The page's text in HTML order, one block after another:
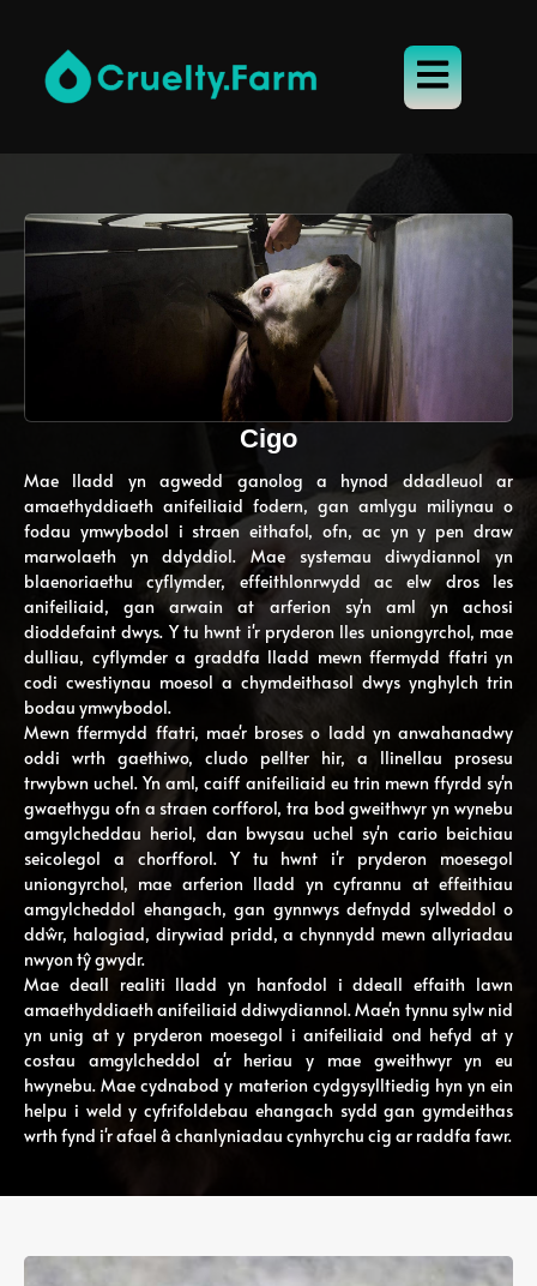
Cigo
Mae lladd yn agwedd ganolog a hynod ddadleuol ar
amaethyddiaeth anifeiliaid fodern, gan amlygu miliynau o
fodau ymwybodol i straen eithafol, ofn, ac yn y pen draw
marwolaeth yn ddyddiol. Mae systemau diwydiannol yn
blaenoriaethu cyflymder, effeithlonrwydd ac elw dros les
anifeiliaid, gan arwain at arferion sy'n aml yn achosi
dioddefaint dwys. Y tu hwnt i'r pryderon lles uniongyrchol, mae
dulliau, cyflymder a graddfa lladd mewn ffermydd ffatri yn
codi cwestiynau moesol a chymdeithasol dwys ynghylch trin
bodau ymwybodol.
Mewn ffermydd ffatri, mae'r broses o ladd yn anwahanadwy
oddi wrth gaethiwo, cludo pellter hir, a llinellau prosesu
trwybwn uchel. Yn aml, caiff anifeiliaid eu trin mewn ffyrdd sy'n
gwaethygu ofn a straen corfforol, tra bod gweithwyr yn wynebu
amgylcheddau heriol, dan bwysau uchel sy'n cario beichiau
seicolegol a chorfforol. Y tu hwnt i'r pryderon moesegol
uniongyrchol, mae arferion lladd yn cyfrannu at effeithiau
amgylcheddol ehangach, gan gynnwys defnydd sylweddol o
ddŵr, halogiad, dirywiad pridd, a chynnydd mewn allyriadau
nwyon tŷ gwydr.
Mae deall realiti lladd yn hanfodol i ddeall effaith lawn
amaethyddiaeth anifeiliaid ddiwydiannol. Mae'n tynnu sylw nid
yn unig at y pryderon moesegol i anifeiliaid ond hefyd at y
costau amgylcheddol a'r heriau y mae gweithwyr yn eu
hwynebu. Mae cydnabod y materion cydgysylltiedig hyn yn ein
helpu i weld y cyfrifoldebau ehangach sydd gan gymdeithas
wrth fynd i'r afael â chanlyniadau cynhyrchu cig ar raddfa fawr.